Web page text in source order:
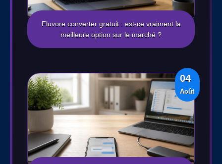
Fluvore converter gratuit : est-ce vraiment la
meilleure option sur le marché ?
04
Août